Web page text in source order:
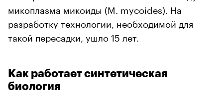
микоплазма микоиды (M. mycoides). На
разработку технологии, необходимой для
такой пересадки, ушло 15 лет.
Как работает синтетическая
биология